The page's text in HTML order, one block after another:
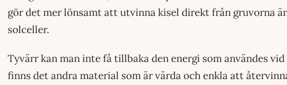
gör det mer lönsamt att utvinna kisel direkt från gruvorna
solceller.
Tyvärr kan man inte få tillbaka den energi som användes
finns det andra material som är värda och enkla att